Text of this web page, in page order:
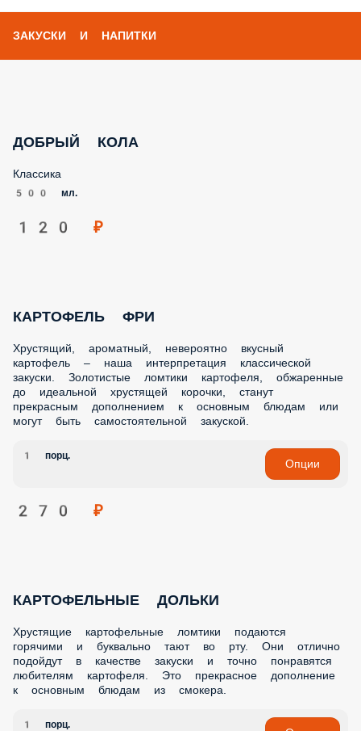
ЗАКУСКИ И НАПИТКИ
ДОБРЫЙ КОЛА
Классика
500 мл.
120 ₽
КАРТОФЕЛЬ ФРИ
Хрустящий, ароматный, невероятно вкусный
картофель – наша интерпретация классической
закуски. Золотистые ломтики картофеля, обжаренные
до идеальной хрустящей корочки, станут
прекрасным дополнением к основным блюдам или
могут быть самостоятельной закуской.
1 порц.
Опции
270 ₽
КАРТОФЕЛЬНЫЕ ДОЛЬКИ
Хрустящие картофельные ломтики подаются
горячими и буквально тают во рту. Они отлично
подойдут в качестве закуски и точно понравятся
любителям картофеля. Это прекрасное дополнение
к основным блюдам из смокера.
1 порц.